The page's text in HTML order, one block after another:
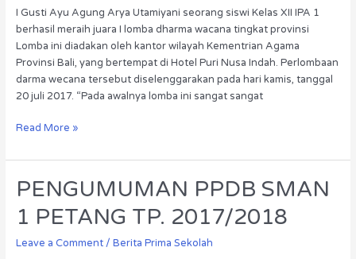
I Gusti Ayu Agung Arya Utamiyani seorang siswi Kelas XII IPA 1
berhasil meraih juara I lomba dharma wacana tingkat provinsi
Lomba ini diadakan oleh kantor wilayah Kementrian Agama
Provinsi Bali, yang bertempat di Hotel Puri Nusa Indah. Perlombaan
darma wecana tersebut diselenggarakan pada hari kamis, tanggal
20 juli 2017. “Pada awalnya lomba ini sangat sangat
DARMA
WECANA
TINGKAT
PROVINSI
Read More »
PENGUMUMAN PPDB SMAN
1 PETANG TP. 2017/2018
Leave a Comment / Berita Prima Sekolah
PENGUMUMAN
PPDB
SMAN
PETANG